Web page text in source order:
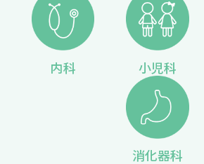
内科 小児科
消化器科